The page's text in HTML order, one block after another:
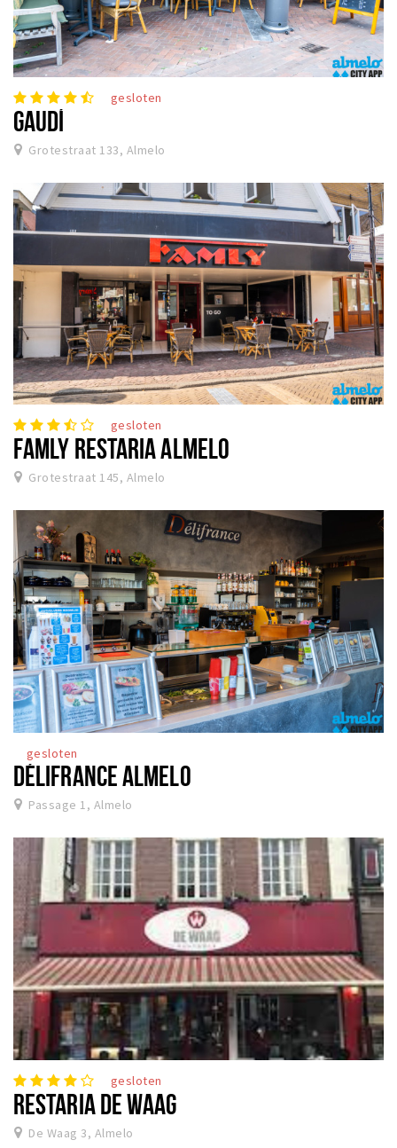
gesloten
GAUDÍ
Grotestraat 133, Almelo
gesloten
FAMLY RESTARIA ALMELO
Grotestraat 145, Almelo
gesloten
DÉLIFRANCE ALMELO
Passage 1, Almelo
gesloten
RESTARIA DE WAAG
De Waag 3, Almelo